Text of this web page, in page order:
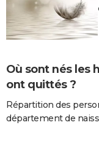
Où sont nés les
ont quittés ?
Répartition des
département de